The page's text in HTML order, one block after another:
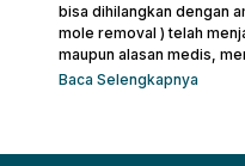
bisa dihilangkan dengan
mole removal ) telah
maupun alasan medis,
mengambil keputusan.
Baca Selengkapnya